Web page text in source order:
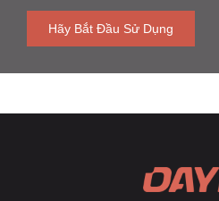
Hãy Bắt Đầu Sử Dụng